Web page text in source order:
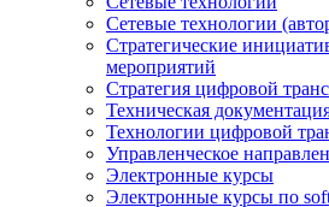
Сетевые технологии
Стратегические
мероприятий
Стратегия цифровой
Техническая
Технологии цифровой
Управленческое
Электронные курсы
Электронные курсы по